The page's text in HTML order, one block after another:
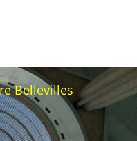
Bellevilles